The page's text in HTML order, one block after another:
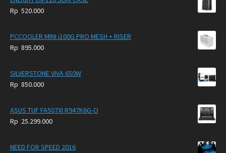
Rp 520.000
PCCOOLER MINI i100G PRO MESH + RISER
Rp 895.000
SILVERSTONE VIVA 650W
Rp 850.000
ASUS TUF FA507XI R947K6G-O
Rp 25.299.000
NEED FOR SPEED 2016